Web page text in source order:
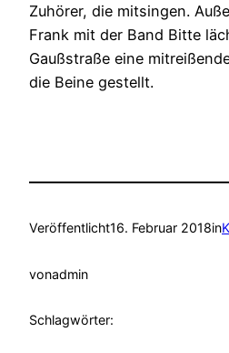
Zuhörer, die mitsingen.
Frank mit der Band Bitte
Gaußstraße eine
die Beine gestellt.
Veröffentlicht16. Februar 2018in
vonadmin
Schlagwörter: